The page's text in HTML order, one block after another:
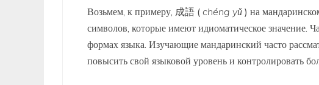
Возьмем, к примеру, 成語 ( chéng yǔ ) на
символов, которые имеют идиоматическое значение.
формах языка. Изучающие мандаринский часто
повысить свой языковой уровень и контролировать